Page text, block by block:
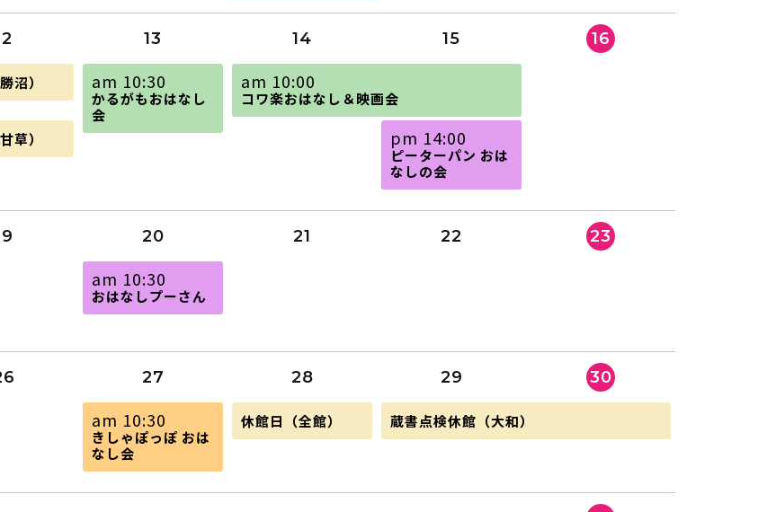
2026 2026 2026
13 14 15 16
沼） 木
曜
日,
8
am 10:30
かるがもおはなし
会
金
曜
日,
am 10:00
コワ楽おはなし＆映画会
草） 土
曜
日,
8
15th
pm 14:00
ピーターパン おは
なしの会
20 21 22 23
木
曜
日,
20th
am 10:30
おはなしプーさん
27 28 29 30
木
曜
日,
8
27th
am 10:30
きしゃぽっぽ おは
なし会
金
曜
28th
休館日（全館） 土
曜
29th
蔵書点検休館（大和）